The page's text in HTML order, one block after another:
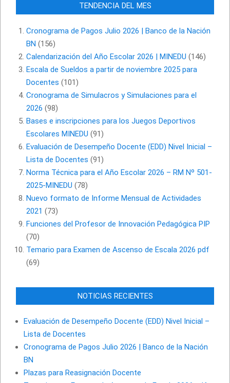
TENDENCIA DEL MES
Cronograma de Pagos Julio 2026 | Banco de la Nación
BN (156)
Calendarización del Año Escolar 2026 | MINEDU (146)
Escala de Sueldos a partir de noviembre 2025 para
Docentes (101)
Cronograma de Simulacros y Simulaciones para el
2026 (98)
Bases e inscripciones para los Juegos Deportivos
Escolares MINEDU (91)
Evaluación de Desempeño Docente (EDD) Nivel Inicial –
Lista de Docentes (91)
Norma Técnica para el Año Escolar 2026 – RM Nº 501-
2025-MINEDU (78)
Nuevo formato de Informe Mensual de Actividades
2021 (73)
Funciones del Profesor de Innovación Pedagógica PIP
(70)
Temario para Examen de Ascenso de Escala 2026 pdf
(69)
NOTICIAS RECIENTES
Evaluación de Desempeño Docente (EDD) Nivel Inicial –
Lista de Docentes
Cronograma de Pagos Julio 2026 | Banco de la Nación
BN
Plazas para Reasignación Docente